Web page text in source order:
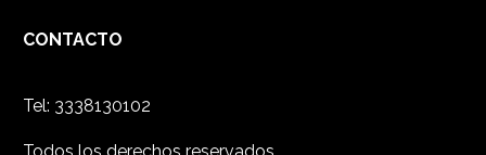
CONTACTO
Tel: 3338130102